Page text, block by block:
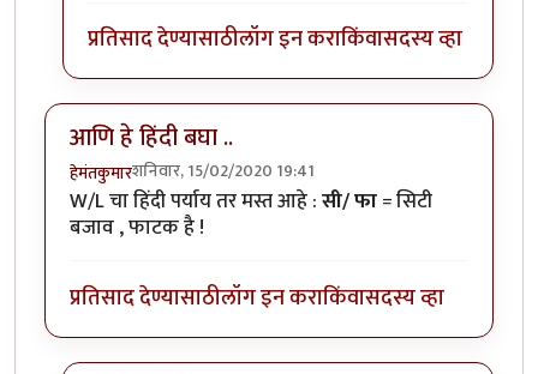
प्रतिसाद देण्यासाठीलॉग इन कराकिंवासदस्य व्हा
आणि हे हिंदी बघा ..
हेमंतकुमारशनिवार, 15/02/2020 19:41
W/L चा हिंदी पर्याय तर मस्त आहे :सी/ फा= सिटी
बजाव , फाटक है !
प्रतिसाद देण्यासाठीलॉग इन कराकिंवासदस्य व्हा